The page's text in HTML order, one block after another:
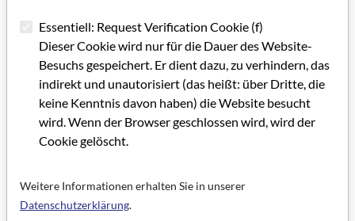
Essentiell: Request Verification Cookie (f)
Dieser Cookie wird nur für die Dauer des Website-
Besuchs gespeichert. Er dient dazu, zu verhindern, das
indirekt und unautorisiert (das heißt: über Dritte, die
keine Kenntnis davon haben) die Website besucht
wird. Wenn der Browser geschlossen wird, wird der
Cookie gelöscht.
Weitere Informationen erhalten Sie in unserer
Datenschutzerklärung.